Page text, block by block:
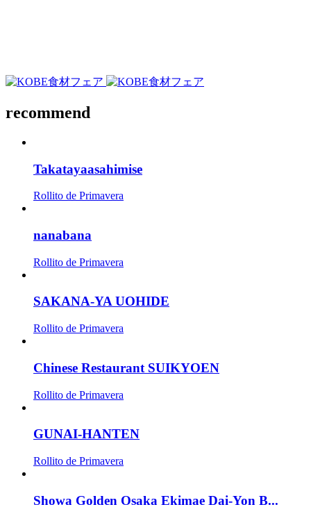
recommend
Takatayaasahimise
Rollito de Primavera
nanabana
Rollito de Primavera
SAKANA-YA UOHIDE
Rollito de Primavera
Chinese Restaurant SUIKYOEN
Rollito de Primavera
GUNAI-HANTEN
Rollito de Primavera
Showa Golden Osaka Ekimae Dai-Yon B...